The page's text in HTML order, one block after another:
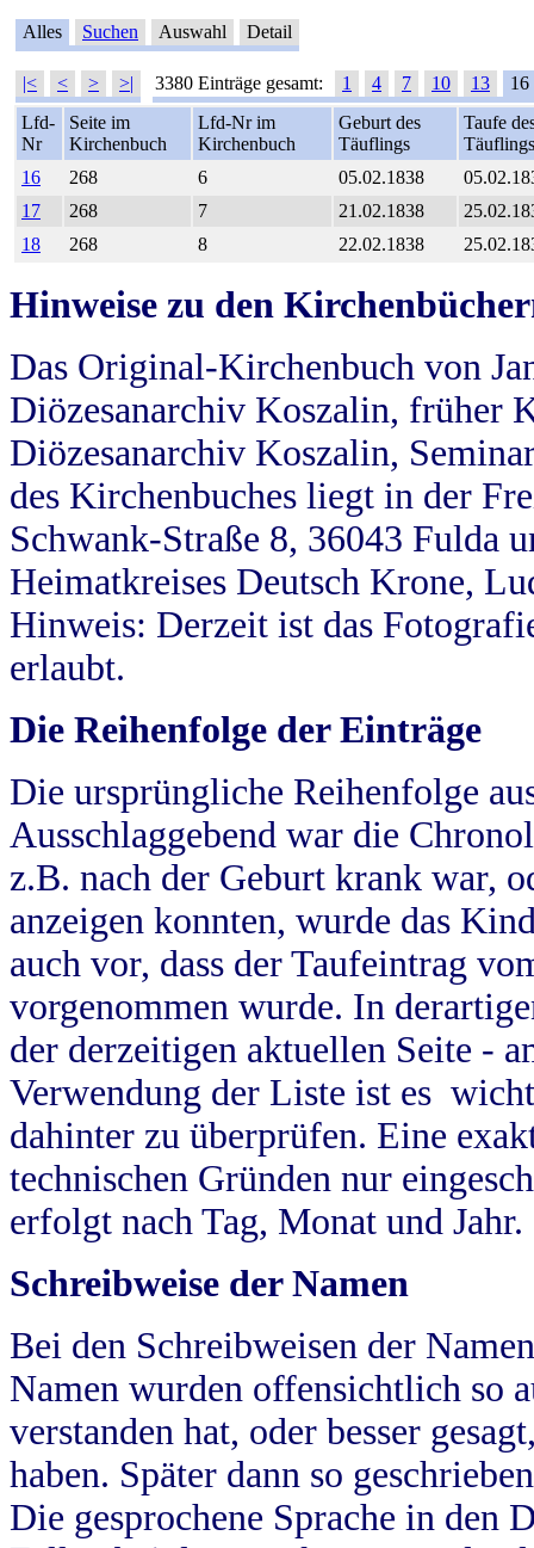
Alles Suchen Auswahl Detail
|< < > >| 3380 Einträge gesamt: 1 4 7 10 13
16
Lfd-
Nr
Seite im
Kirchenbuch
Lfd-Nr im
Kirchenbuch
Geburt des
Täuflings
Taufe
Täuflings
16
268 6 05.02.1838
17
268 7 21.02.1838
18
268 8 22.02.1838
Hinweise zu den
Das Original-Kirchenbuch von
Diözesanarchiv Koszalin, früher
Diözesanarchiv Koszalin,
des Kirchenbuches liegt in der
Schwank-Straße 8, 36043 Fulda
Heimatkreises Deutsch Krone,
Hinweis: Derzeit ist das
erlaubt.
Die Reihenfolge der Einträge
Die ursprüngliche Reihenfolge
Ausschlaggebend war die
z.B. nach der Geburt krank war,
anzeigen konnten, wurde das
auch vor, dass der Taufeintrag
vorgenommen wurde. In
der derzeitigen aktuellen Seite -
Verwendung der Liste ist es
dahinter zu überprüfen. Eine
technischen Gründen nur
erfolgt nach Tag, Monat und Jahr.
Schreibweise der Namen
Bei den Schreibweisen der
Namen wurden offensichtlich so
verstanden hat, oder besser
haben. Später dann so
Die gesprochene Sprache in